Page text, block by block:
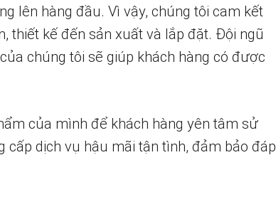
lên hàng đầu. Vì vậy, chúng tôi cam kết
thiết kế đến sản xuất và lắp đặt. Đội ngũ
chúng tôi sẽ giúp khách hàng có được
của mình để khách hàng yên tâm sử
cấp dịch vụ hậu mãi tận tình, đảm bảo đáp